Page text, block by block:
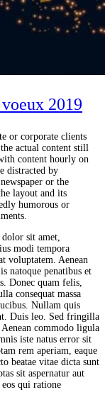
2019
or corporate clients
actual content still
content hourly on
distracted by
or the
layout and its
humorous or
sit amet,
modi tempora
voluptatem. Aenean
natoque penatibus et
Donec quam felis,
consequat massa
Nullam quis
Duis leo. Sed fringilla
commodo ligula
iste natus error sit
rem aperiam, eaque
beatae vitae dicta sunt
sit aspernatur aut
qui ratione